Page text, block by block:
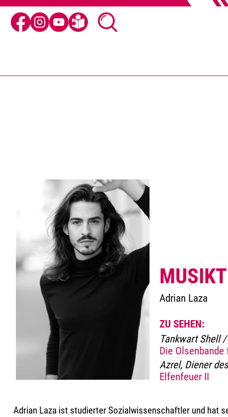
Adrian Laza
ZU SEHEN:
Tankwart Shell
Die
Azrel, Diener
Elfenfeuer II
Adrian Laza ist studierter Sozialwissenschaftler und hat